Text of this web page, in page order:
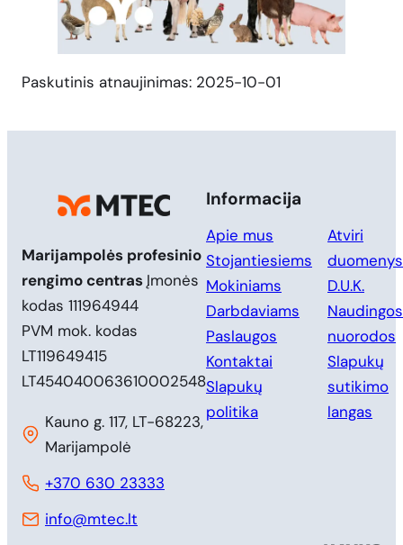
Paskutinis atnaujinimas: 2025-10-01
Marijampolės profesinio
rengimo centras Įmonės
kodas 111964944
PVM mok. kodas
LT119649415
LT454040063610002548
Kauno g. 117, LT-68223,
Marijampolė
+370 630 23333
info@mtec.lt
Informacija
Apie mus
Stojantiesiems
Mokiniams
Darbdaviams
Paslaugos
Kontaktai
Slapukų
politika
Atviri
duomenys
D.U.K.
Naudingos
nuorodos
Slapukų
sutikimo
langas